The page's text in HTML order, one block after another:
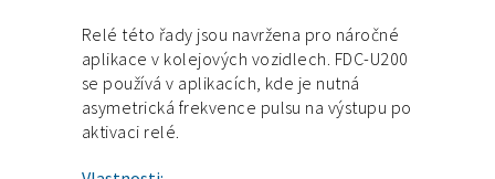
Relé této řady jsou navržena pro náročné
aplikace v kolejových vozidlech. FDC-U200
se používá v aplikacích, kde je nutná
asymetrická frekvence pulsu na výstupu po
aktivaci relé.